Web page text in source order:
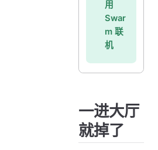
用
Swar
m 联
机
一进大厅
就掉了